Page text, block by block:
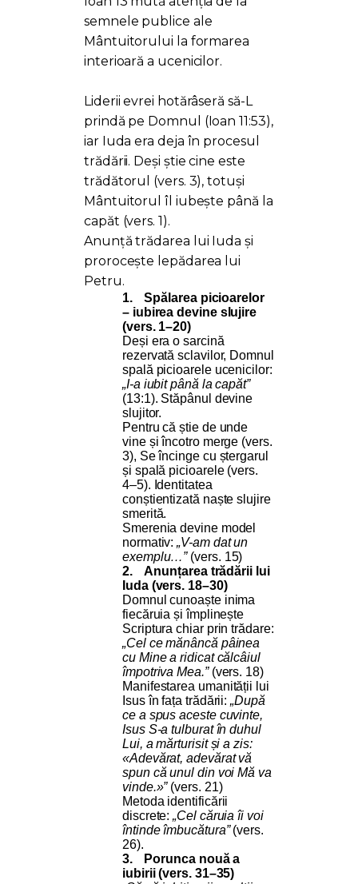
semnele publice ale
Mântuitorului la formarea
interioară a ucenicilor.
Liderii evrei hotărâseră să-L
prindă pe Domnul (Ioan 11:53),
iar Iuda era deja în procesul
trădării. Deși știe cine este
trădătorul (vers. 3), totuși
Mântuitorul îl iubește până la
capăt (vers. 1).
Anunță trădarea lui Iuda și
prorocește lepădarea lui
Petru.
1.
Spălarea picioarelor
– iubirea devine slujire
(vers. 1–20)
Deși era o sarcină
rezervată sclavilor, Domnul
spală picioarele ucenicilor:
„I-a iubit până la capăt”
(13:1). Stăpânul devine
slujitor.
Pentru că știe de unde
vine și încotro merge (vers.
3), Se încinge cu ștergarul
și spală picioarele (vers.
4–5). Identitatea
conștientizată naște slujire
smerită.
Smerenia devine model
normativ:„V-am dat un
exemplu…”(vers. 15)
2.
Anunțarea trădării lui
Iuda (vers. 18–30)
Domnul cunoaște inima
fiecăruia și împlinește
Scriptura chiar prin trădare:
„Cel ce mănâncă pâinea
cu Mine a ridicat călcâiul
împotriva Mea.”(vers. 18)
Manifestarea umanității lui
Isus în fața trădării:„După
ce a spus aceste cuvinte,
Isus S-a tulburat în duhul
Lui, a mărturisit și a zis:
«Adevărat, adevărat vă
spun că unul din voi Mă va
vinde.»”(vers. 21)
Metoda identificării
discrete:„Cel căruia îi voi
întinde îmbucătura”(vers.
26).
3.
Porunca nouă a
iubirii (vers. 31–35)